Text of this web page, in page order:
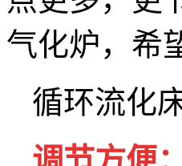
气化炉，希
循环流化